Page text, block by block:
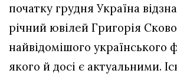
початку грудня Україна
річний ювілей Григорія
найвідомішого українського
якого й досі є актуальними.